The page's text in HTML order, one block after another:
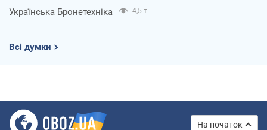
Українська Бронетехніка 4,5 т.
Всі думки
На початок